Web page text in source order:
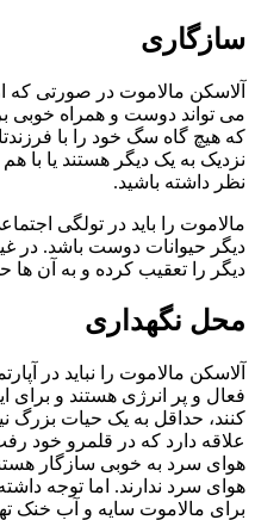
سازگاری
آلاسکن مالاموت در صورتی که
می تواند دوست و همراه خوبی
که هیچ گاه سگ خود را با
نزدیک به یک دیگر هستند یا با
نظر داشته باشید.
مالاموت را باید در تولگی
دیگر حیوانات دوست باشد. در
دیگر را تعقیب کرده و به آن ها
محل نگهداری
آلاسکن مالاموت را نباید در
فعال و پر انرژی هستند و برای
کنند، حداقل به یک حیات بزرگ
علاقه دارد که در قلمرو خود
هوای سرد به خوبی سازگار
هوای سرد ندارند. اما توجه
برای مالاموت سایه و آب خنک